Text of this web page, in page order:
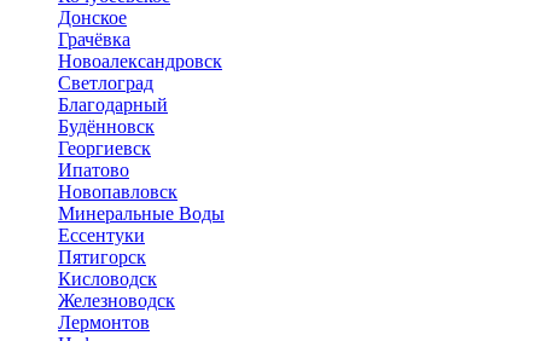
Донское
Грачёвка
Новоалександровск
Светлоград
Благодарный
Будённовск
Георгиевск
Ипатово
Новопавловск
Минеральные Воды
Ессентуки
Пятигорск
Кисловодск
Железноводск
Лермонтов